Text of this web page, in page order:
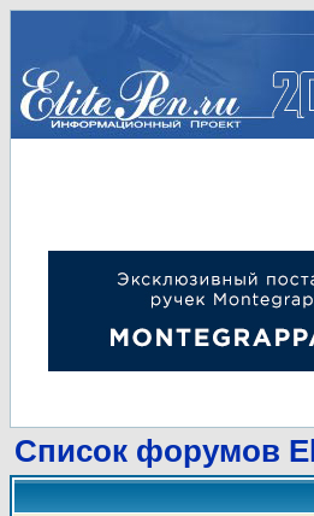
Список форумов